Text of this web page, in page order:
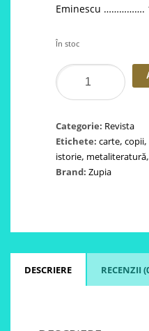
Eminescu …………….
În stoc
Cantitate
Revista
Ascultural
15-
iunie/2026
Categorie: Revista
Etichete: carte, copii,
istorie, metaliteratură,
Brand: Zupia
DESCRIERE RECENZII